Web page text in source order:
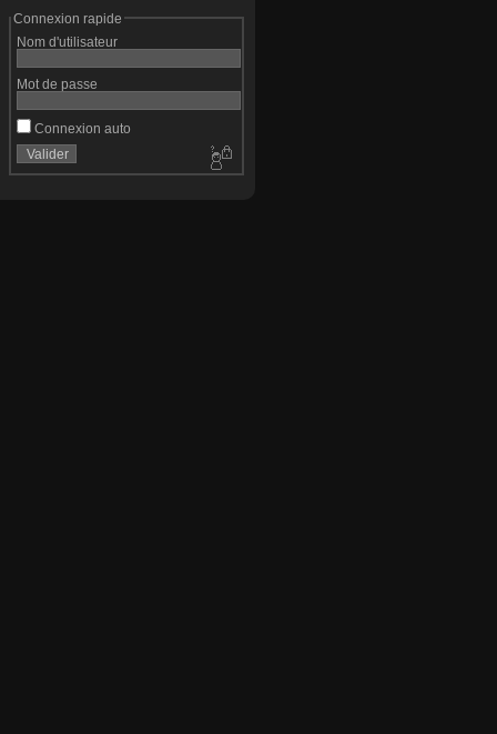
Connexion rapide
Nom d'utilisateur
Mot de passe
Connexion auto